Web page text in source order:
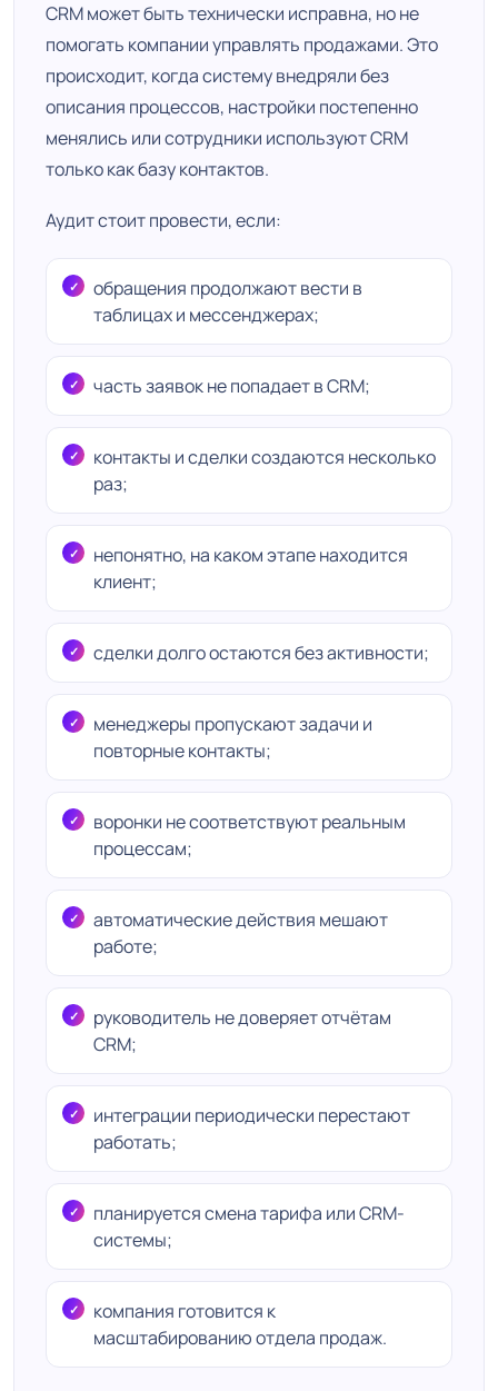
CRM может быть технически исправна, но не
помогать компании управлять продажами. Это
происходит, когда систему внедряли без
описания процессов, настройки постепенно
менялись или сотрудники используют CRM
только как базу контактов.
Аудит стоит провести, если:
обращения продолжают вести в
таблицах и мессенджерах;
часть заявок не попадает в CRM;
контакты и сделки создаются несколько
раз;
непонятно, на каком этапе находится
клиент;
сделки долго остаются без активности;
менеджеры пропускают задачи и
повторные контакты;
воронки не соответствуют реальным
процессам;
автоматические действия мешают
работе;
руководитель не доверяет отчётам
CRM;
интеграции периодически перестают
работать;
планируется смена тарифа или CRM-
системы;
компания готовится к
масштабированию отдела продаж.